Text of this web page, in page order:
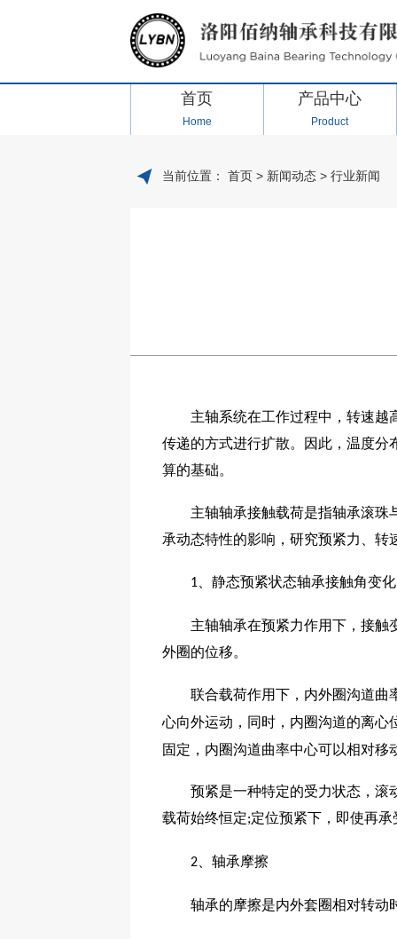
首页
Home
产品中心
Product
当前位置： 首页> 新闻动态> 行业新闻
主轴系统在工作过程中，转速越高
传递的方式进行扩散。因此，温度分
算的基础。
主轴轴承接触载荷是指轴承滚珠与
承动态特性的影响，研究预紧力、
1 、静态预紧状态轴承接触角变
主轴轴承在预紧力作用下，接触变
外圈的位移。
联合载荷作用下，内外圈沟道曲率
心向外运动，同时，内圈沟道的离心
固定，内圈沟道曲率中心可以相对移
预紧是一种特定的受力状态，滚动
载荷始终恒定;定位预紧下，即使再
2、轴承摩擦
轴承的摩擦是内外套圈相对转动时